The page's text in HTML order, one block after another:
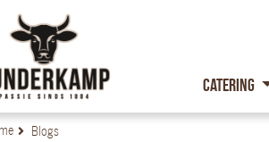
Catering
Blogs